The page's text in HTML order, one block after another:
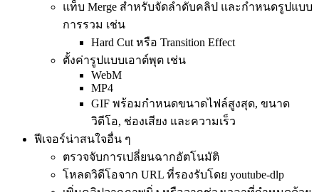
แท็บ Merge สำหรับจัดลำดับคลิป และกำหนดรูปแบบ
การรวม เช่น
Hard Cut หรือ Transition Effect
ตั้งค่ารูปแบบเอาต์พุต เช่น
WebM
MP4
GIF พร้อมกำหนดขนาดไฟล์สูงสุด, ขนาด
วิดีโอ, ช่องเสียง และความเร็ว
ฟีเจอร์น่าสนใจอื่น ๆ
ตรวจจับการเปลี่ยนฉากอัตโนมัติ
โหลดวิดีโอจาก URL ที่รองรับโดย youtube-dlp